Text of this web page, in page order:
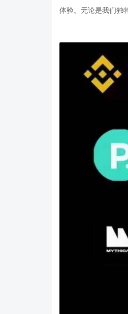
体验。无论是我们独